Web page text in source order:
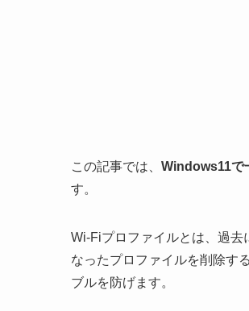
この記事では、 Windows11で
す。
Wi-Fiプロファイルとは、過去
なったプロファイルを削除す
ブルを防げます。